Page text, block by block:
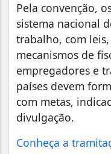
Pela convenção,
sistema nacional
trabalho, com
mecanismos de
empregadores e
países devem
com metas,
divulgação.
Conheça a